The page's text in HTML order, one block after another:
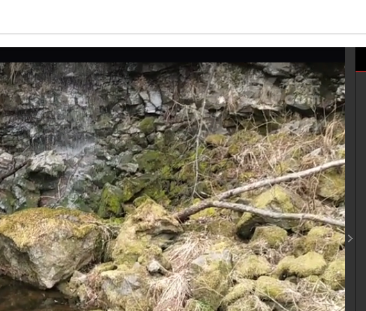
亮度 标准
饱和度 100